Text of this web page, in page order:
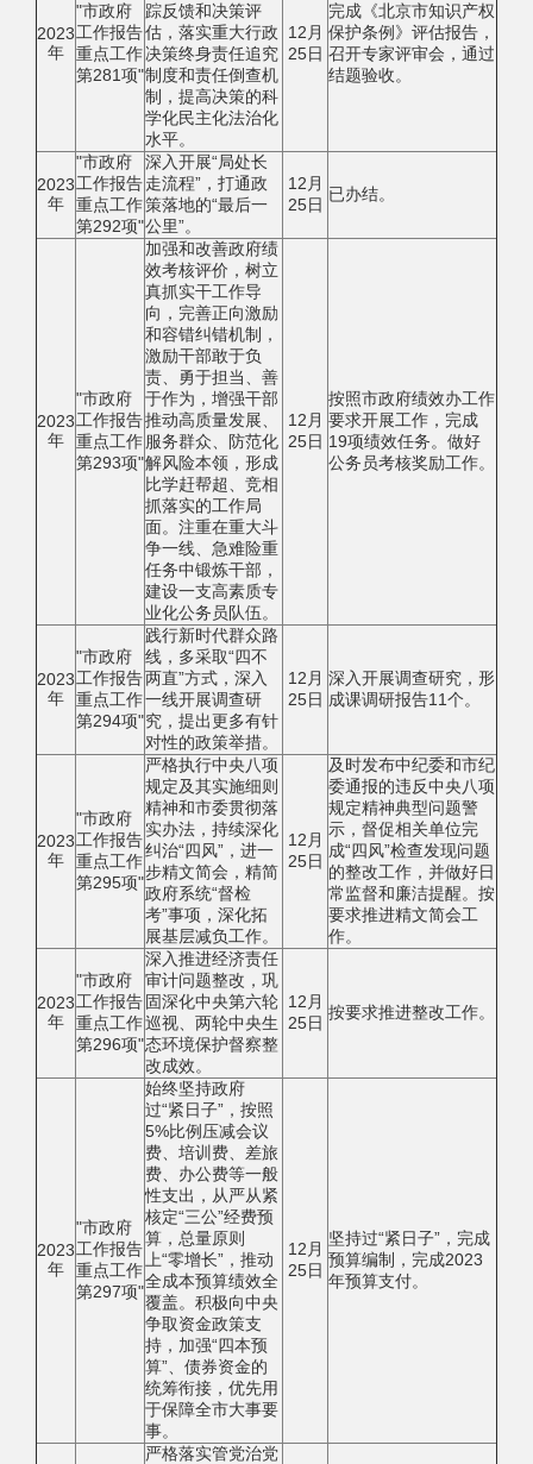
2023
年
"市政府
工作报告
重点工作
第281项"
踪反馈和决策评
估，落实重大行政
决策终身责任追究
制度和责任倒查机
制，提高决策的科
学化民主化法治化
水平。
12月
25日
完成《北京市知识产权
保护条例》评估报告，
召开专家评审会，通过
结题验收。
2023
年
"市政府
工作报告
重点工作
第292项"
深入开展“局处长
走流程”，打通政
策落地的“最后一
公里”。
12月
25日
已办结。
2023
年
"市政府
工作报告
重点工作
第293项"
加强和改善政府绩
效考核评价，树立
真抓实干工作导
向，完善正向激励
和容错纠错机制，
激励干部敢于负
责、勇于担当、善
于作为，增强干部
推动高质量发展、
服务群众、防范化
解风险本领，形成
比学赶帮超、竞相
抓落实的工作局
面。注重在重大斗
争一线、急难险重
任务中锻炼干部，
建设一支高素质专
业化公务员队伍。
12月
25日
按照市政府绩效办工作
要求开展工作，完成
19项绩效任务。做好
公务员考核奖励工作。
2023
年
"市政府
工作报告
重点工作
第294项"
践行新时代群众路
线，多采取“四不
两直”方式，深入
一线开展调查研
究，提出更多有针
对性的政策举措。
12月
25日
深入开展调查研究，形
成课调研报告11个。
2023
年
"市政府
工作报告
重点工作
第295项"
严格执行中央八项
规定及其实施细则
精神和市委贯彻落
实办法，持续深化
纠治“四风”，进一
步精文简会，精简
政府系统“督检
考”事项，深化拓
展基层减负工作。
12月
25日
及时发布中纪委和市纪
委通报的违反中央八项
规定精神典型问题警
示，督促相关单位完
成“四风”检查发现问题
的整改工作，并做好日
常监督和廉洁提醒。按
要求推进精文简会工
作。
2023
年
"市政府
工作报告
重点工作
第296项"
深入推进经济责任
审计问题整改，巩
固深化中央第六轮
巡视、两轮中央生
态环境保护督察整
改成效。
12月
25日
按要求推进整改工作。
2023
年
"市政府
工作报告
重点工作
第297项"
始终坚持政府
过“紧日子”，按照
5%比例压减会议
费、培训费、差旅
费、办公费等一般
性支出，从严从紧
核定“三公”经费预
算，总量原则
上“零增长”，推动
全成本预算绩效全
覆盖。积极向中央
争取资金政策支
持，加强“四本预
算”、债券资金的
统筹衔接，优先用
于保障全市大事要
事。
12月
25日
坚持过“紧日子”，完成
预算编制，完成2023
年预算支付。
严格落实管党治党